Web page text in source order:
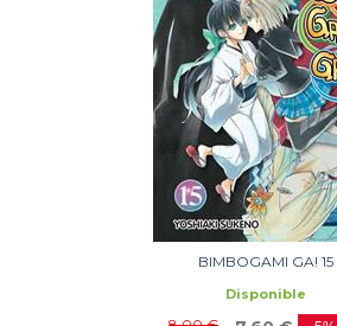
BIMBOGAMI GA! 15
Disponible